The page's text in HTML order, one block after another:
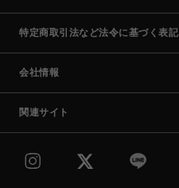
特定商取引法など法令に基づく表記
会社情報
関連サイト